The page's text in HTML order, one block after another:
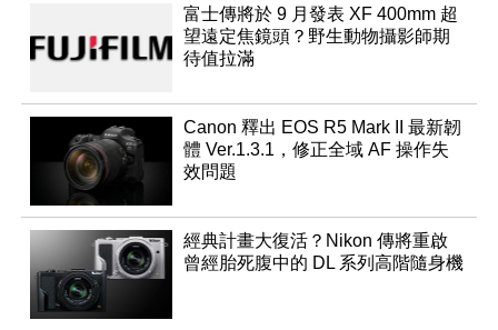
富士傳將於 9 月發表 XF 400mm 超
望遠定焦鏡頭？野生動物攝影師期
待值拉滿
Canon 釋出 EOS R5 Mark II 最新韌
體 Ver.1.3.1，修正全域 AF 操作失
效問題
經典計畫大復活？Nikon 傳將重啟
曾經胎死腹中的 DL 系列高階隨身機